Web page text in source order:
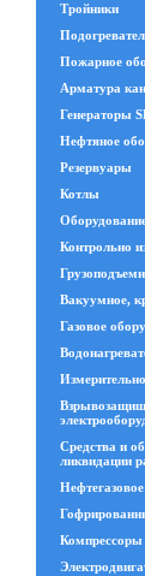
Тройники
Пожарное
Арматура
Генераторы
Нефтяное
Резервуары
Котлы
Контрольно
Вакуумное,
Газовое
Средства и
ликвидации
Компрессоры